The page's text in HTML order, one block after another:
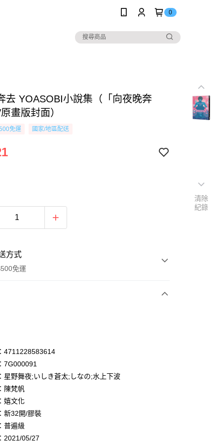
0
去 YOASOBI小說集（「向夜晚奔
畫版封面）
免運 國家/地區配送
方式
免運
款
後付
付是「在收到商品之後才付款」的支付方式。 讓您購物簡單
不需註冊會員、不需綁卡、不需儲值。
只要手機號碼，簡訊認證，即可結帳。
確認商品／服務後，再付款。
式選擇「AFTEE先享後付」後，將跳轉至「AFTEE先享後
款
，滿NT$500(含以上)免運費
野舞夜;いしき蒼太;しなの;水上下波
陳梵帆
嬉文化
32開/膠裝
遍級
2021/05/27
清除
紀錄